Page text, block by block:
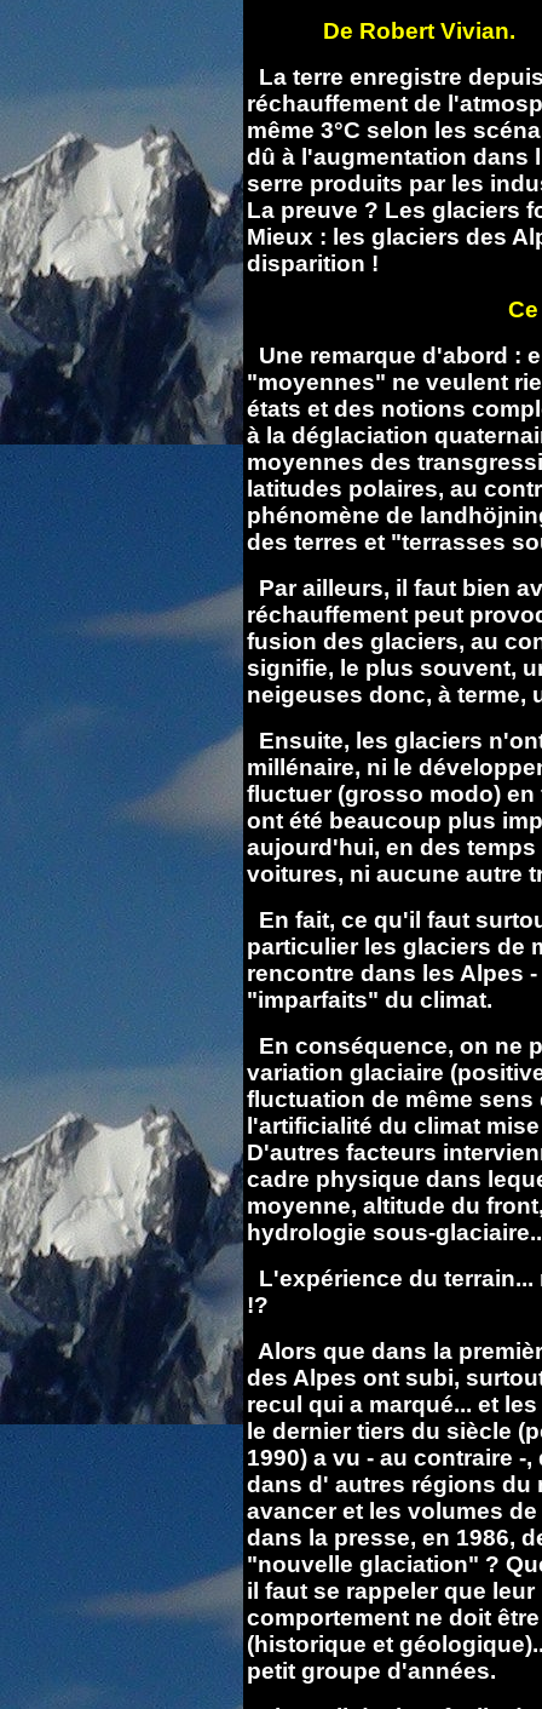
De Robert
La terre enregistre
réchauffement de
même 3°C selon les
dû à l'augmentation dans
serre produits par les
La preuve ? Les glaciers
Mieux : les glaciers des
disparition !
Une remarque d'abord :
"moyennes" ne veulent
états et des notions
à la déglaciation
moyennes des
latitudes polaires, au
phénomène de
des terres et "terrasses
Par ailleurs, il faut bien
réchauffement peut
fusion des glaciers, au
signifie, le plus souvent,
neigeuses donc, à terme,
Ensuite, les glaciers
millénaire, ni le
fluctuer (grosso modo)
ont été beaucoup plus
aujourd'hui, en des
voitures, ni aucune autre
En fait, ce qu'il faut
particulier les glaciers de
rencontre dans les Alpes
"imparfaits" du climat.
En conséquence, on ne
variation glaciaire
fluctuation de même sens
l'artificialité du climat
D'autres facteurs
cadre physique dans
moyenne, altitude du
hydrologie sous-
L'expérience du
!?
Alors que dans la
des Alpes ont subi,
recul qui a marqué... et
le dernier tiers du siècle
1990) a vu - au contraire -
dans d' autres régions du
avancer et les volumes
dans la presse, en 1986,
"nouvelle glaciation" ?
il faut se rappeler que leur
comportement ne doit
(historique et
petit groupe d'années.